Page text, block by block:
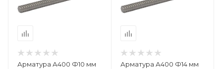
Арматура А400 Ф10 мм
Арматура А400 Ф14 мм